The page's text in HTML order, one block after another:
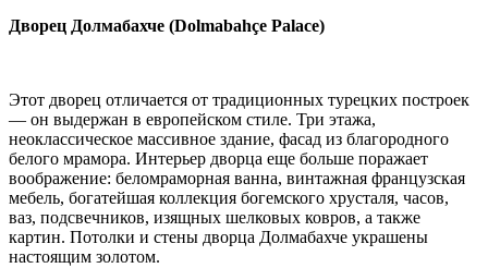
Дворец Долмабахче (Dolmabahçe Palace)
Этот дворец отличается от традиционных турецких построек
— он выдержан в европейском стиле. Три этажа,
неоклассическое массивное здание, фасад из благородного
белого мрамора. Интерьер дворца еще больше поражает
воображение: беломраморная ванна, винтажная французская
мебель, богатейшая коллекция богемского хрусталя, часов,
ваз, подсвечников, изящных шелковых ковров, а также
картин. Потолки и стены дворца Долмабахче украшены
настоящим золотом.